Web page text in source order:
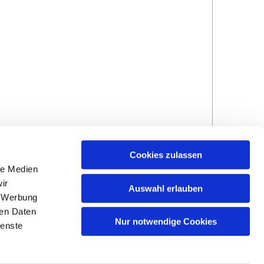
Medien
Daten
Cookies zulassen
Auswahl erlauben
Nur notwendige Cookies
Impressum und